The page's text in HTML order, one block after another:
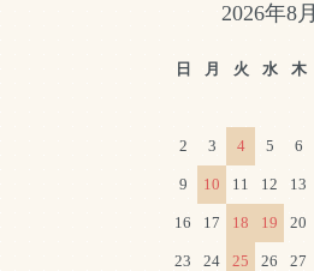
2026年8月
日 月 火 水 木
2 3 4 5 6
9 10 11 12 13
16 17 18 19 20
23 24 25 26 27